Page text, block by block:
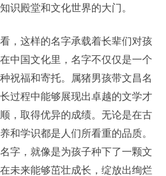
识殿堂和文化世界的大门。
，这样的名字承载着长辈们对孩
中国文化里，名字不仅仅是一个
祝福和寄托。属猪男孩带文昌名
过程中能够展现出卓越的文学才
，取得优异的成绩。无论是在古
和学识都是人们所看重的品质。
字，就像是为孩子种下了一颗文
未来能够茁壮成长，绽放出绚烂